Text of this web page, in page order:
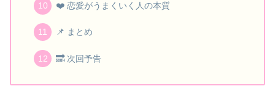
❤️ 恋愛がうまくいく人の本質
📌 まとめ
🔜 次回予告